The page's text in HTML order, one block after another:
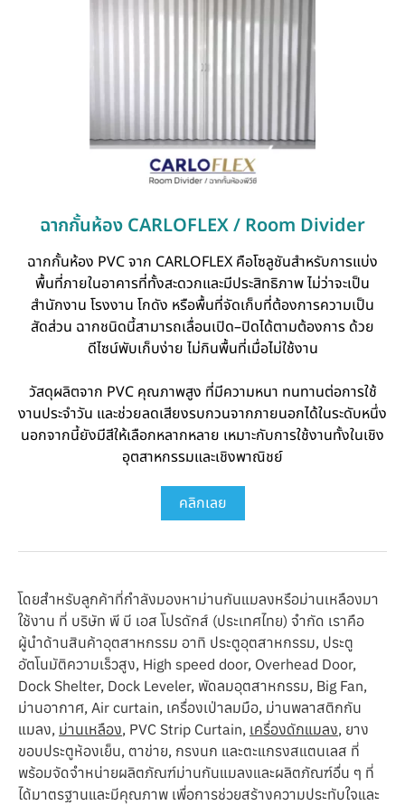
ฉากกั้นห้อง CARLOFLEX / Room Divider
ฉากกั้นห้อง PVC จาก CARLOFLEX คือโซลูชันสำหรับการแบ่ง
พื้นที่ภายในอาคารที่ทั้งสะดวกและมีประสิทธิภาพ ไม่ว่าจะเป็น
สำนักงาน โรงงาน โกดัง หรือพื้นที่จัดเก็บที่ต้องการความเป็น
สัดส่วน ฉากชนิดนี้สามารถเลื่อนเปิด–ปิดได้ตามต้องการ ด้วย
ดีไซน์พับเก็บง่าย ไม่กินพื้นที่เมื่อไม่ใช้งาน
วัสดุผลิตจาก PVC คุณภาพสูง ที่มีความหนา ทนทานต่อการใช้
งานประจำวัน และช่วยลดเสียงรบกวนจากภายนอกได้ในระดับหนึ่ง
นอกจากนี้ยังมีสีให้เลือกหลากหลาย เหมาะกับการใช้งานทั้งในเชิง
อุตสาหกรรมและเชิงพาณิชย์
คลิกเลย
โดยสำหรับลูกค้าที่กำลังมองหาม่านกันแมลงหรือม่านเหลืองมา
ใช้งาน ที่ บริษัท พี บี เอส โปรดักส์ (ประเทศไทย) จำกัด เราคือ
ผู้นำด้านสินค้าอุตสาหกรรม อาทิ ประตูอุตสาหกรรม, ประตู
อัตโนมัติความเร็วสูง, High speed door, Overhead Door,
Dock Shelter, Dock Leveler, พัดลมอุตสาหกรรม, Big Fan,
ม่านอากาศ, Air curtain, เครื่องเป่าลมมือ, ม่านพลาสติกกัน
แมลง, ม่านเหลือง, PVC Strip Curtain, เครื่องดักแมลง, ยาง
ขอบประตูห้องเย็น, ตาข่าย, กรงนก และตะแกรงสแตนเลส ที่
พร้อมจัดจำหน่ายผลิตภัณฑ์ม่านกันแมลงและผลิตภัณฑ์อื่น ๆ ที่
ได้มาตรฐานและมีคุณภาพ เพื่อการช่วยสร้างความประทับใจและ